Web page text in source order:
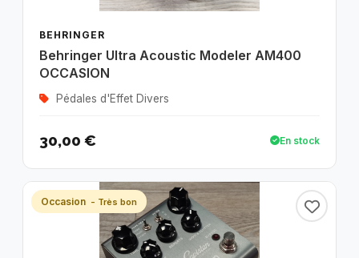
BEHRINGER
Behringer Ultra Acoustic Modeler AM400
OCCASION
Pédales d'Effet Divers
30,00 € En stock
Occasion - Très bon